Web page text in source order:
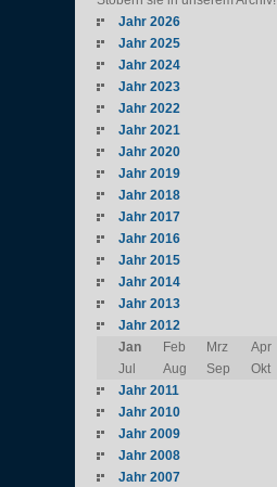
Jahr 2026
Jahr 2025
Jahr 2024
Jahr 2023
Jahr 2022
Jahr 2021
Jahr 2020
Jahr 2019
Jahr 2018
Jahr 2017
Jahr 2016
Jahr 2015
Jahr 2014
Jahr 2013
Jahr 2012
Jan
Feb Mrz Apr
Jul
Aug Sep Okt
Jahr 2011
Jahr 2010
Jahr 2009
Jahr 2008
Jahr 2007